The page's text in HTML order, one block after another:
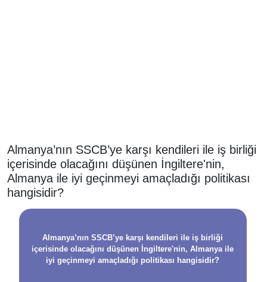
Almanya’nın SSCB’ye karşı kendileri ile iş birliği
içerisinde olacağını düşünen İngiltere'nin,
Almanya ile iyi geçinmeyi amaçladığı politikası
hangisidir?
Almanya’nın SSCB’ye karşı kendileri ile iş birliği
içerisinde olacağını düşünen İngiltere'nin, Almanya ile
iyi geçinmeyi amaçladığı politikası hangisidir?